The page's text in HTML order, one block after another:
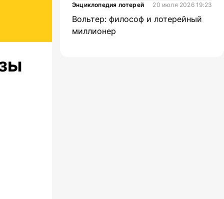
Энциклопедия лотерей 20 июля 2026 19:23
Вольтер: философ и лотерейный
миллионер